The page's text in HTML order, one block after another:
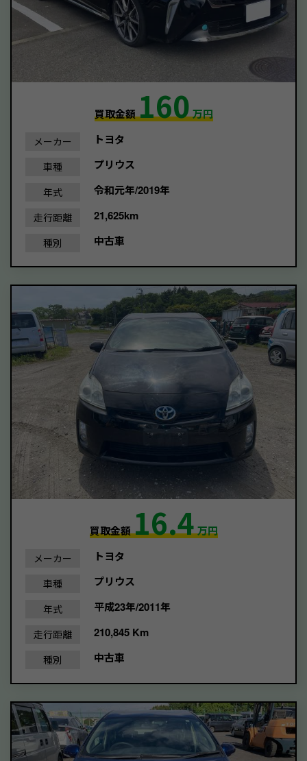
買取金額160万円
メーカー トヨタ
車種 プリウス
年式 令和元年/2019年
走行距離 21,625km
種別 中古車
買取金額16.4万円
メーカー トヨタ
車種 プリウス
年式 平成23年/2011年
走行距離 210,845 Km
種別 中古車